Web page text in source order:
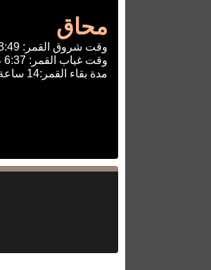
محاق
وقت شروق القمر: 3:49 ص
وقت غياب القمر: 6:37 م
مدة بقاء القمر:14 ساعة و 48 دقيقة